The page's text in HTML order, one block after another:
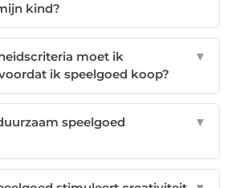
kind?
moet ik
ik speelgoed koop?
▼
speelgoed
▼